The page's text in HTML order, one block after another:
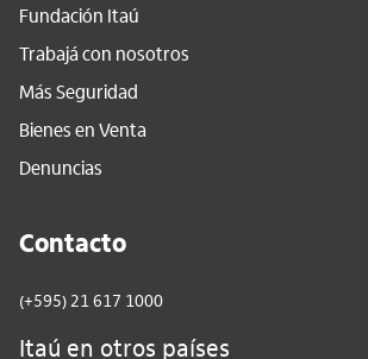
Fundación Itaú
Trabajá con nosotros
Más Seguridad
Bienes en Venta
Denuncias
Contacto
(+595) 21 617 1000
Itaú en otros países